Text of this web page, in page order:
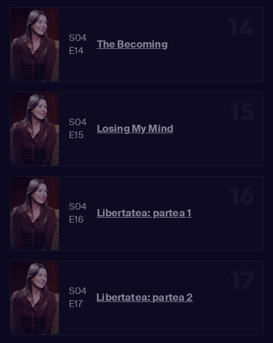
S04
E14
The Becoming
S04
E15
Losing My Mind
S04
E16
Libertatea: partea 1
S04
E17
Libertatea: partea 2